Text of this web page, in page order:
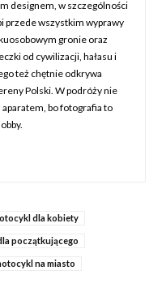
designem, w szczególności
przede wszystkim wyprawy
gronie oraz
od cywilizacji, hałasu i
też chętnie odkrywa
Polski. W podróży nie
aparatem, bo fotografia to
dla kobiety
początkującego
na miasto